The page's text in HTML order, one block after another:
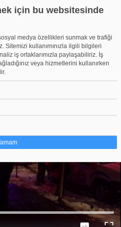
için bu websitesinde
medya özellikleri sunmak ve trafiği
Sitemizi kullanımınızla ilgili bilgileri
iş ortaklarımızla paylaşabiliriz. İş
veya hizmetlerini kullanırken
deneyimlerini daha verimli hale getirmek
Yasalara göre, bu sitenin
cihazınıza yerleştirebiliyoruz.
gerekiyor. Bu site farklı çerez türleri
yer alan üçüncü şahıs hizmetleri
için geçerlidir: web.tv
Yüklendi:
cezadan kaçamadı!